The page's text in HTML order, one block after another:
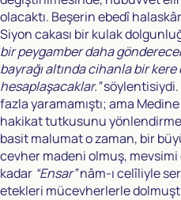
olacaktı. Beşerin ebedî
Siyon cakası bir kulak
bir peygamber daha
bayrağı altında cihanla bir kere
hesaplaşacaklar.”söylentisiydi.
fazla yaramamıştı; ama
hakikat tutkusunu
basit malumat o zaman, bir
cevher madeni olmuş,
kadar “Ensar”nâm-ı celîliyle
etekleri mücevherlerle